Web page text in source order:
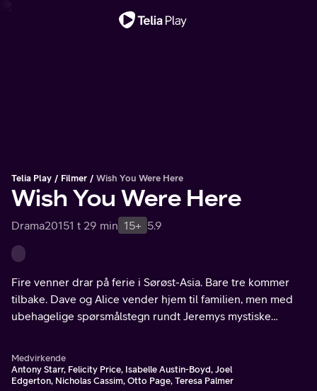
Telia Play Filmer Wish You Were Here
Wish You Were Here
Drama20151 t 29 min 15+ 5.9
Fire venner drar på ferie i Sørøst-Asia. Bare tre kommer
tilbake. Dave og Alice vender hjem til familien, men med
ubehagelige spørsmålstegn rundt Jeremys mystiske
Medvirkende
Antony Starr, Felicity Price, Isabelle Austin-Boyd, Joel
Edgerton, Nicholas Cassim, Otto Page, Teresa Palmer